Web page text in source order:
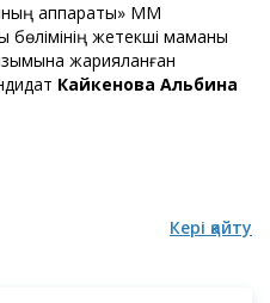
аппараты» ММ
бөлімінің жетекші маманы
жарияланған
Кайкенова Альбина
Кері қайту